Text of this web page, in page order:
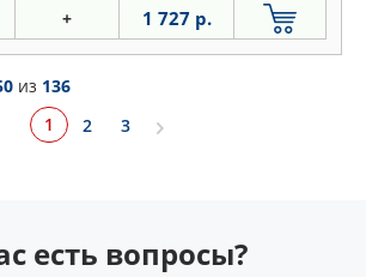
+ 1 727 р.
из 136
1
2 3
есть вопросы?